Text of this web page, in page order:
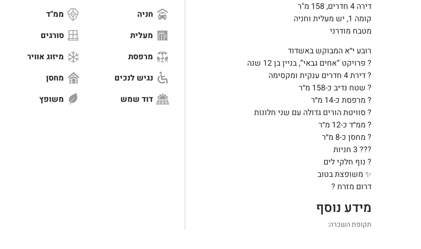
דירה 4 חדרים, 158 מ"ר
קומה 1, יש מעלית וחניה
מטבח מודרני
רובע י״א המבוקש באשדוד
? פרויקט “אחים גבאי”, בניין בן 12 שנה
?️ דירת 4 חדרים ענקית ומקסימה
? שטח נדיב כ-158 מ״ר
? מרפסת כ-14 מ״ר
? סוויטת הורים גדולה עם שני חלונות
?️ ממ״ד כ-12 מ״ר
? מחסן כ-8 מ״ר
??? 3 חניות
? נוף חלקי לים
✨ משופצת בטוב
דרום מזרח ?️
מידע נוסף
תקופת השכרה:
חניה
ממ"ד
מעלית
סורגים
מרפסת
מיזוג אוויר
נגיש לנכים
מחסן
דוד שמש
משופץ